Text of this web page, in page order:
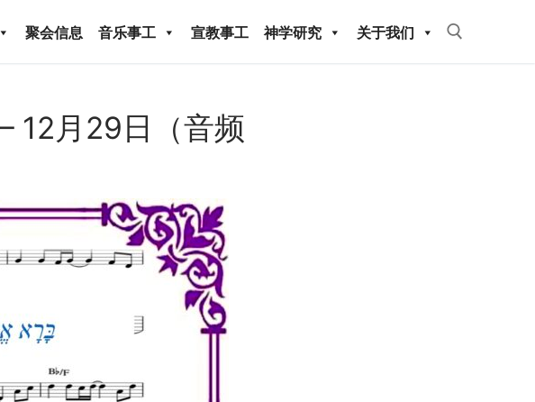
聚会信息 音乐事工 宣教事工 神学研究 关于我们
宣教事工 神学研究
12月29日（音频